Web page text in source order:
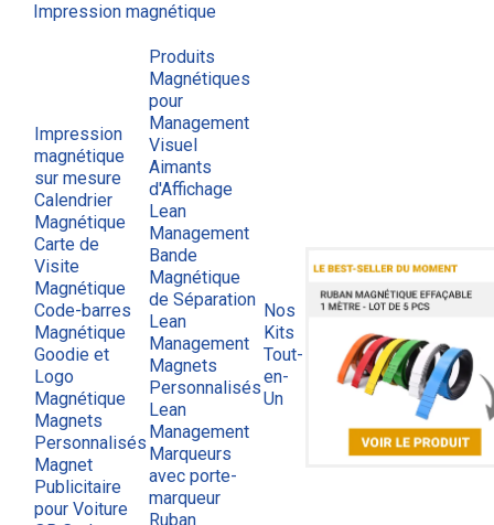
Impression magnétique
Impression
magnétique
sur mesure
Calendrier
Magnétique
Carte de
Visite
Magnétique
Code-barres
Magnétique
Goodie et
Logo
Magnétique
Magnets
Personnalisés
Magnet
Publicitaire
pour Voiture
Produits
Magnétiques
pour
Management
Visuel
Aimants
d'Affichage
Lean
Management
Bande
Magnétique
de Séparation
Lean
Management
Magnets
Personnalisés
Lean
Management
Marqueurs
avec porte-
marqueur
Ruban
Nos
Kits
Tout-
en-
Un